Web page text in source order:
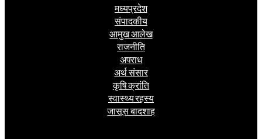
मध्यप्रदेश
संपादकीय
आमुख आलेख
राजनीति
अपराध
अर्थ संसार
कृषि क्रांति
स्वास्थ्य रहस्य
जासूस बादशाह